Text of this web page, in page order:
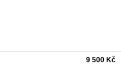
9 500 Kč